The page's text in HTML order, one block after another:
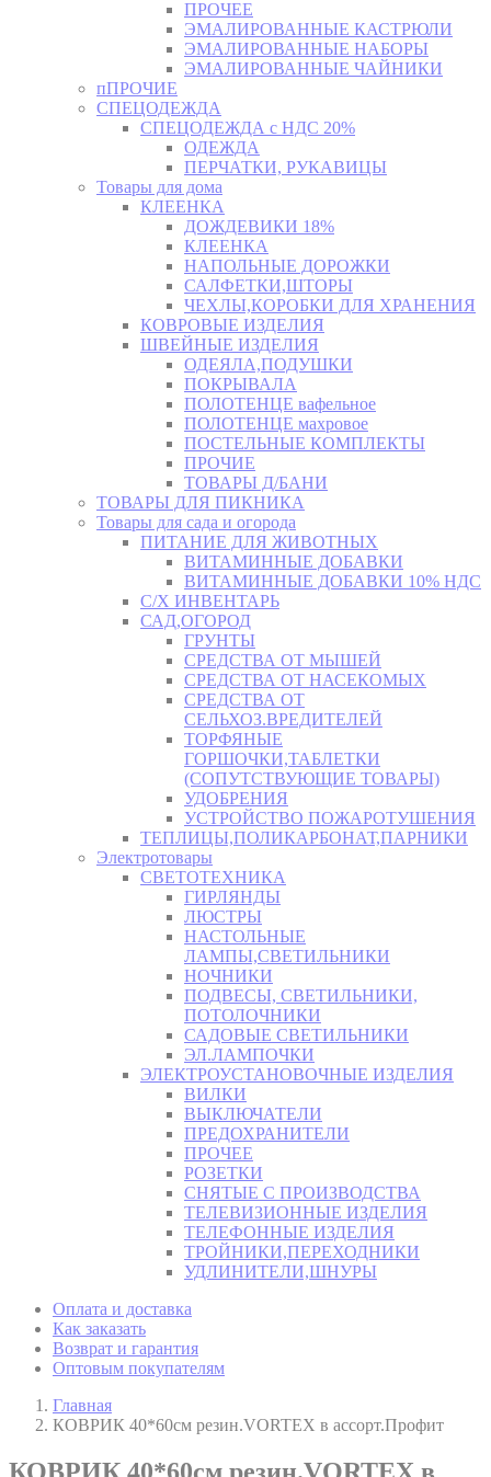
ПРОЧЕЕ
ЭМАЛИРОВАННЫЕ КАСТРЮЛИ
ЭМАЛИРОВАННЫЕ НАБОРЫ
ЭМАЛИРОВАННЫЕ ЧАЙНИКИ
пПРОЧИЕ
СПЕЦОДЕЖДА
СПЕЦОДЕЖДА с НДС 20%
ОДЕЖДА
ПЕРЧАТКИ, РУКАВИЦЫ
Товары для дома
КЛЕЕНКА
ДОЖДЕВИКИ 18%
КЛЕЕНКА
НАПОЛЬНЫЕ ДОРОЖКИ
САЛФЕТКИ,ШТОРЫ
ЧЕХЛЫ,КОРОБКИ ДЛЯ ХРАНЕНИЯ
КОВРОВЫЕ ИЗДЕЛИЯ
ШВЕЙНЫЕ ИЗДЕЛИЯ
ОДЕЯЛА,ПОДУШКИ
ПОКРЫВАЛА
ПОЛОТЕНЦЕ вафельное
ПОЛОТЕНЦЕ махровое
ПОСТЕЛЬНЫЕ КОМПЛЕКТЫ
ПРОЧИЕ
ТОВАРЫ Д/БАНИ
ТОВАРЫ ДЛЯ ПИКНИКА
Товары для сада и огорода
ПИТАНИЕ ДЛЯ ЖИВОТНЫХ
ВИТАМИННЫЕ ДОБАВКИ
ВИТАМИННЫЕ ДОБАВКИ 10% НДС
С/Х ИНВЕНТАРЬ
САД,ОГОРОД
ГРУНТЫ
СРЕДСТВА ОТ МЫШЕЙ
СРЕДСТВА ОТ НАСЕКОМЫХ
СРЕДСТВА ОТ
СЕЛЬХОЗ.ВРЕДИТЕЛЕЙ
ТОРФЯНЫЕ
ГОРШОЧКИ,ТАБЛЕТКИ
(СОПУТСТВУЮЩИЕ ТОВАРЫ)
УДОБРЕНИЯ
УСТРОЙСТВО ПОЖАРОТУШЕНИЯ
ТЕПЛИЦЫ,ПОЛИКАРБОНАТ,ПАРНИКИ
Электротовары
СВЕТОТЕХНИКА
ГИРЛЯНДЫ
ЛЮСТРЫ
НАСТОЛЬНЫЕ
ЛАМПЫ,СВЕТИЛЬНИКИ
НОЧНИКИ
ПОДВЕСЫ, СВЕТИЛЬНИКИ,
ПОТОЛОЧНИКИ
САДОВЫЕ СВЕТИЛЬНИКИ
ЭЛ.ЛАМПОЧКИ
ЭЛЕКТРОУСТАНОВОЧНЫЕ ИЗДЕЛИЯ
ВИЛКИ
ВЫКЛЮЧАТЕЛИ
ПРЕДОХРАНИТЕЛИ
ПРОЧЕЕ
РОЗЕТКИ
СНЯТЫЕ С ПРОИЗВОДСТВА
ТЕЛЕВИЗИОННЫЕ ИЗДЕЛИЯ
ТЕЛЕФОННЫЕ ИЗДЕЛИЯ
ТРОЙНИКИ,ПЕРЕХОДНИКИ
УДЛИНИТЕЛИ,ШНУРЫ
Оплата и доставка
Как заказать
Возврат и гарантия
Оптовым покупателям
Главная
КОВРИК 40*60см резин.VORTEX в ассорт.Профит